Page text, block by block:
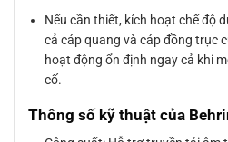
Nếu cần thiết, kích hoạt chế độ
cả cáp quang và cáp đồng trục
hoạt động ổn định ngay cả khi
cố.
Thông số kỹ thuật của